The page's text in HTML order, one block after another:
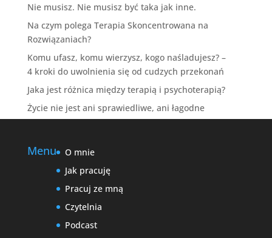
Nie musisz. Nie musisz być taka jak inne.
Na czym polega Terapia Skoncentrowana na
Rozwiązaniach?
Komu ufasz, komu wierzysz, kogo naśladujesz? –
4 kroki do uwolnienia się od cudzych przekonań
Jaka jest różnica między terapią i psychoterapią?
Życie nie jest ani sprawiedliwe, ani łagodne
Menu
O mnie
Jak pracuję
Pracuj ze mną
Czytelnia
Podcast